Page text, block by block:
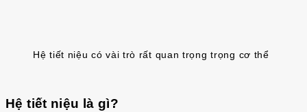
Hệ tiết niệu có vài trò rất quan trọng trọng cơ thể
Hệ tiết niệu là gì?